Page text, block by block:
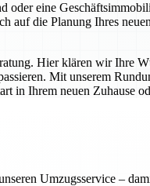
oder eine
auf die Planung Ihres
Hier klären wir Ihre
Mit unserem
in Ihrem neuen Zuhause
Umzugsservice –